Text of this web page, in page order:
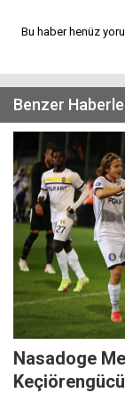
Bu haber henüz
Benzer
Nasadoge